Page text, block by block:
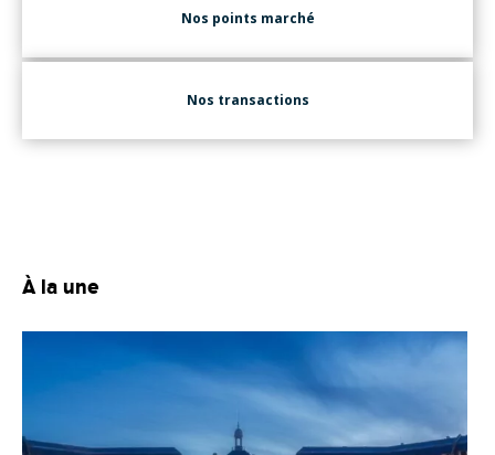
À la une
Nos points marché
Nos transactions